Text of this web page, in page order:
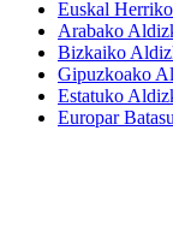
Euskal
Arabako
Bizkaiko
Gipuzkoako
Estatuko
Europar